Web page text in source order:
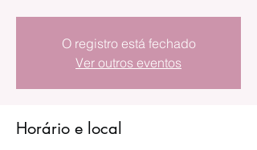
O registro está fechado
Ver outros eventos
Horário e local